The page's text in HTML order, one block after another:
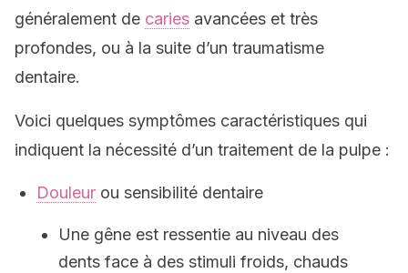
généralement de caries avancées et très
profondes, ou à la suite d’un traumatisme
dentaire.
Voici quelques symptômes caractéristiques qui
indiquent la nécessité d’un traitement de la pulpe :
Douleur ou sensibilité dentaire
Une gêne est ressentie au niveau des
dents face à des stimuli froids, chauds